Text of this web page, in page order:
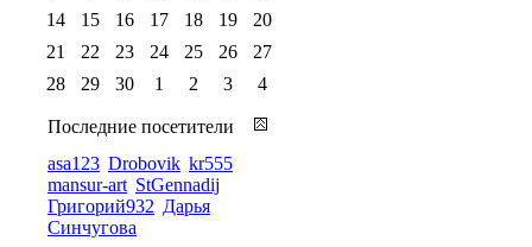
14
15 16 17 18 19
20
21
22 23 24 25 26
27
28
29 30 1 2 3 4
Последние посетители
asa123 Drobovik kr555
mansur-art StGennadij
Григорий932 Дарья
Синчугова